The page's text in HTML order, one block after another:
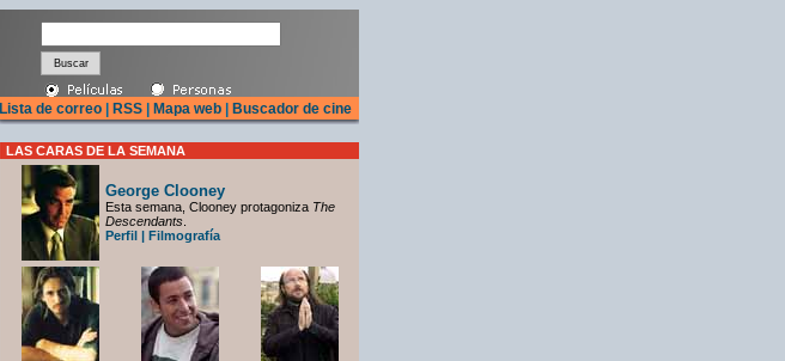
Lista de correo RSS Mapa web Buscador de cine
LAS CARAS DE LA SEMANA
George Clooney
Esta semana, Clooney protagoniza The
Descendants
Perfil | Filmografía